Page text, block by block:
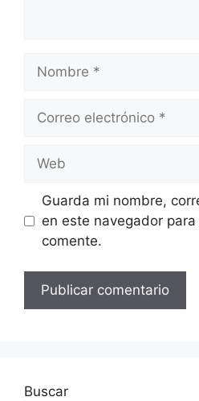
Guarda mi nombre,
en este navegador
comente.
Buscar